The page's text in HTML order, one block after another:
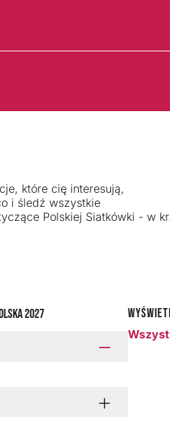
które cię interesują,
i śledź wszystkie
Polskiej Siatkówki - w
2027